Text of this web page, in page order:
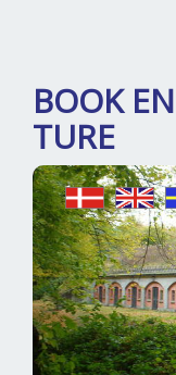
BOOK
TURE